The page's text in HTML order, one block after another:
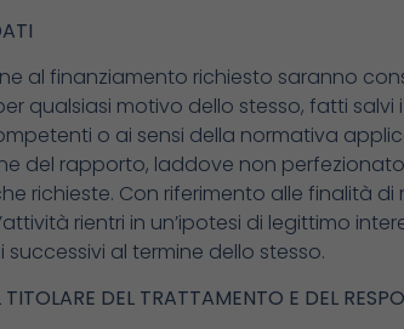
al finanziamento richiesto saranno
qualsiasi motivo dello stesso, fatti
o ai sensi della normativa
del rapporto, laddove non
richieste. Con riferimento alle finalità
rientri in un’ipotesi di legittimo
al termine dello stesso.
DEL TRATTAMENTO E DEL